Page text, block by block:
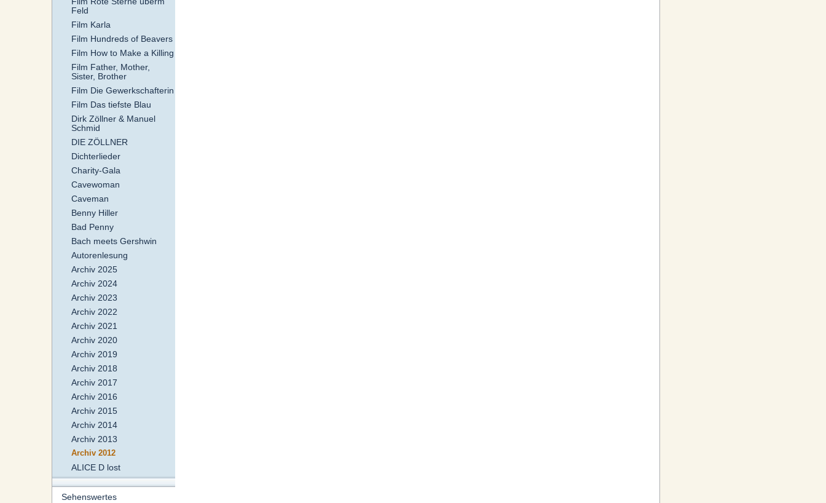
Feld
Film Karla
Film Hundreds of Beavers
Film How to Make a Killing
Film Father, Mother,
Sister, Brother
Film Die Gewerkschafterin
Film Das tiefste Blau
Dirk Zöllner & Manuel
Schmid
DIE ZÖLLNER
Dichterlieder
Charity-Gala
Cavewoman
Caveman
Benny Hiller
Bad Penny
Bach meets Gershwin
Autorenlesung
Archiv 2025
Archiv 2024
Archiv 2023
Archiv 2022
Archiv 2021
Archiv 2020
Archiv 2019
Archiv 2018
Archiv 2017
Archiv 2016
Archiv 2015
Archiv 2014
Archiv 2013
Archiv 2012
ALICE D lost
Sehenswertes